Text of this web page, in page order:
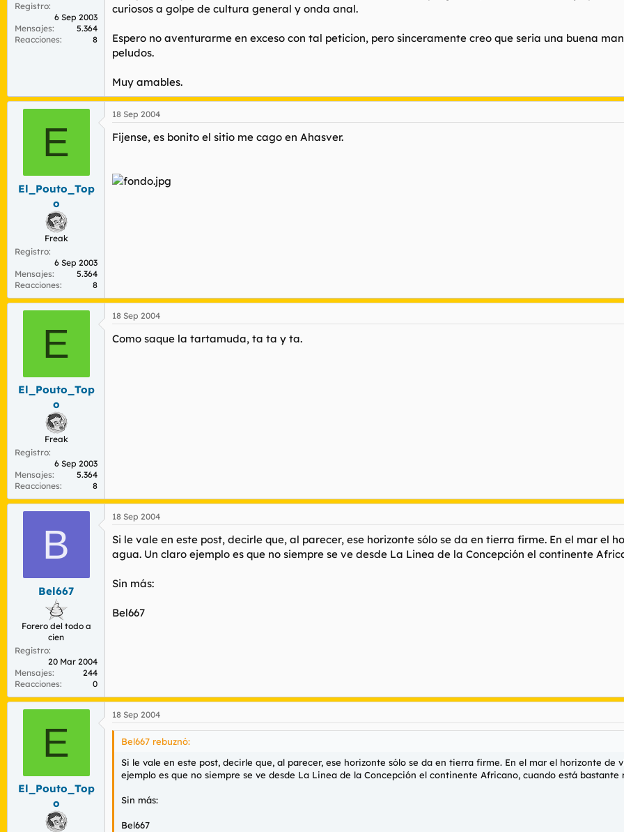
a
Registro
6 Sep 2003
Mensajes
5.364
Reacciones
8
curiosos a golpe de cultura general y onda anal.
Espero no aventurarme en exceso con tal peticion, pero sinceramente creo que seria una buena
peludos.
Muy amables.
E
El_Pouto_Top
o
Freak
Registro
6 Sep 2003
Mensajes
5.364
Reacciones
8
18 Sep 2004
Fijense, es bonito el sitio me cago en Ahasver.
E
El_Pouto_Top
o
Freak
Registro
6 Sep 2003
Mensajes
5.364
Reacciones
8
18 Sep 2004
Como saque la tartamuda, ta ta y ta.
B
Bel667
Forero del todo a
cien
Registro
20 Mar 2004
Mensajes
244
Reacciones
0
18 Sep 2004
Si le vale en este post, decirle que, al parecer, ese horizonte sólo se da en tierra firme. En el mar el
agua. Un claro ejemplo es que no siempre se ve desde La Linea de la Concepción el continente
Sin más:
Bel667
E
El_Pouto_Top
o
18 Sep 2004
Bel667 rebuznó:
Si le vale en este post, decirle que, al parecer, ese horizonte sólo se da en tierra firme. En el mar el horizonte
ejemplo es que no siempre se ve desde La Linea de la Concepción el continente Africano, cuando está bastante
Sin más:
Bel667